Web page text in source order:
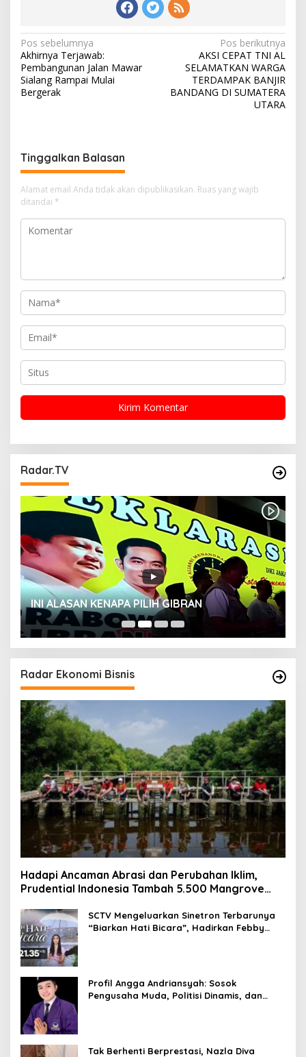
N
a
v
i
s
i
p
o
s
Pos sebelumnya
Akhirnya Terjawab:
Pembangunan Jalan Mawar
Sialang Rampai Mulai
Bergerak
Pos berikutnya
AKSI CEPAT TNI AL
SELAMATKAN WARGA
TERDAMPAK BANJIR
BANDANG DI SUMATERA
UTARA
Tinggalkan Balasan
Alamat email Anda tidak akan dipublikasikan. Ruas yang wajib
ditandai *
Radar.TV
INI ALASAN KENAPA PILIH GIBRAN
Radar Ekonomi Bisnis
Hadapi Ancaman Abrasi dan Perubahan Iklim,
Prudential Indonesia Tambah 5.500 Mangrove
SCTV Mengeluarkan Sinetron Terbarunya
“Biarkan Hati Bicara”, Hadirkan Febby
Profil Angga Andriansyah: Sosok
Pengusaha Muda, Politisi Dinamis, dan
Tak Berhenti Berprestasi, Nazla Diva